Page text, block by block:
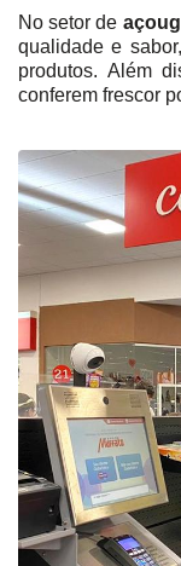
No setor de
qualidade e
produtos. Além
conferem frescor